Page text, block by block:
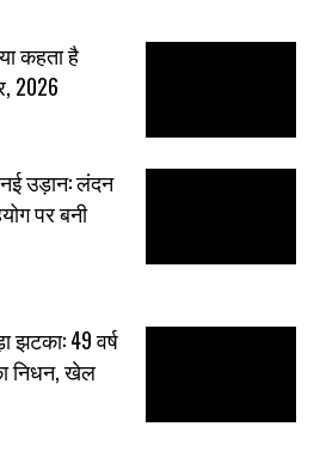
कहता है
2026
नई उड़ान: लंदन
पर बनी
झटका: 49 वर्ष
निधन, खेल